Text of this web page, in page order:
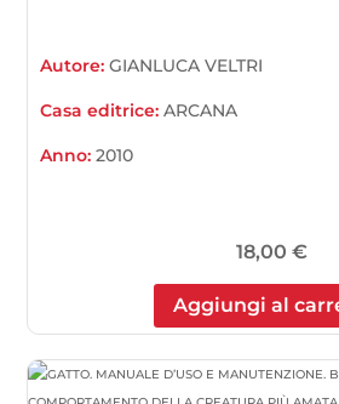
Autore:GIANLUCA VELTRI
Casa editrice:ARCANA
Anno:2010
18,00 €
Aggiungi al